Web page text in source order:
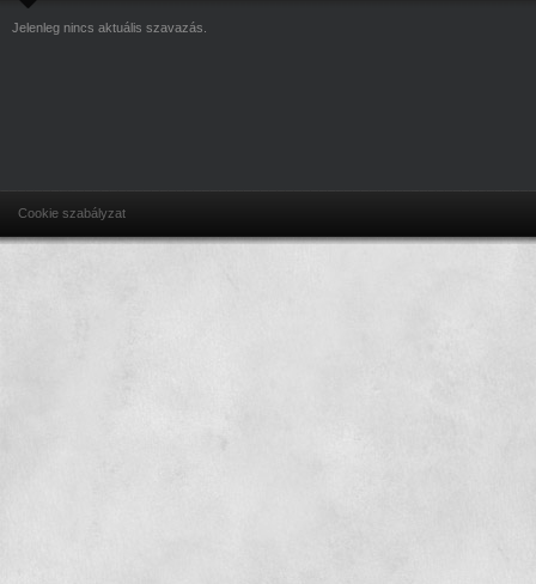
Jelenleg nincs aktuális szavazás.
Cookie szabályzat